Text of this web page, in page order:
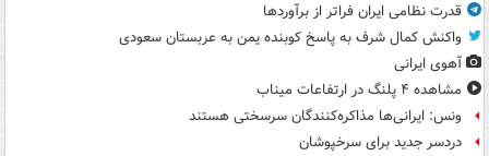
قدرت نظامی ایران فراتر از برآوردها
واکنش کمال شرف به پاسخ کوبنده یمن به عربستان سعودی
آهوی ایرانی
مشاهده ۴ پلنگ در ارتفاعات میناب
ونس: ایرانی‌ها مذاکره‌کنندگان سرسختی هستند
دردسر جدید برای سرخپوشان